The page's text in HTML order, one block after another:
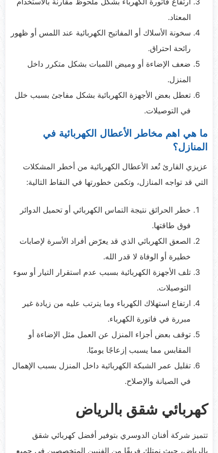
المعتاد.
سخونة الأسلاك أو المفاتيح الكهربائية عند اللمس أو ظهور
رائحة احتراق.
ضعف الإضاءة أو وميض اللمبات بشكل متكرر داخل
المنزل.
تعطل بعض الأجهزة الكهربائية بشكل مفاجئ بسبب خلل
في التوصيلات.
ما هي اهم مخاطر الأعطال الكهربائية في
المنازل؟
عزيزي القارئ تُعد الأعطال الكهربائية من أخطر المشكلات
التي قد تواجه المنازل، وتكمن خطورتها في النقاط التالية:
خطر الحرائق نتيجة التماس الكهربائي أو تحميل الدوائر
فوق طاقتها.
الصعق الكهربائي الذي قد يعرّض أفراد الأسرة لإصابات
خطيرة أو الوفاة لا قدر الله.
تلف الأجهزة الكهربائية بسبب عدم استقرار التيار أو سوء
التوصيلات.
ارتفاع استهلاك الكهرباء وما يترتب عليه من زيادة غير
مبررة في فاتورة الكهرباء.
توقف بعض أجزاء المنزل عن العمل مثل الإضاءة أو
المقابس مما يسبب إزعاجًا يوميًا.
تقليل عمر الشبكة الكهربائية داخل المنزل بسبب الإهمال
في الصيانة والإصلاح.
كهربائي شقق بالرياض
تتميز شركة أفنان الدوسري بتوفير أفضل كهربائي شقق
بالرياض، حيث نمتلك فريقًا من الفنيين المتخصصين في جميع